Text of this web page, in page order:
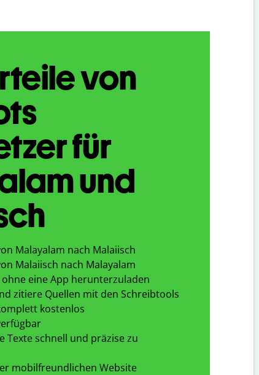
von
für
und
Malayalam nach Malaiisch
Malaiisch nach Malayalam
eine App herunterzuladen
zitiere Quellen mit den Schreibtools
kostenlos
Texte schnell und präzise zu
mobilfreundlichen Website